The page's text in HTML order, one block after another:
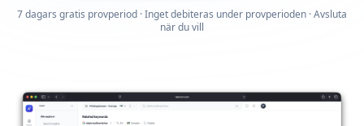
7 dagars gratis provperiod · Inget debiteras under provperioden · Avsluta
när du vill